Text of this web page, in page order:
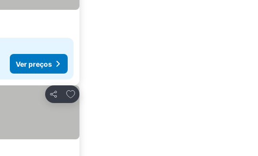
Ver preços
Partilhar
Adicionar aos favoritos